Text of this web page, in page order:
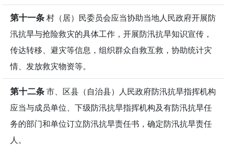
第十一条村（居）民委员会应当协助当地人民政府开展防
汛抗旱与抢险救灾的具体工作，开展防汛抗旱知识宣传，
传达转移、避灾等信息，组织群众自救互救，协助统计灾
情、发放救灾物资等。
第十二条市、区县（自治县）人民政府防汛抗旱指挥机构
应当与成员单位、下级防汛抗旱指挥机构及有防汛抗旱任
务的部门和单位订立防汛抗旱责任书，确定防汛抗旱责任
人。